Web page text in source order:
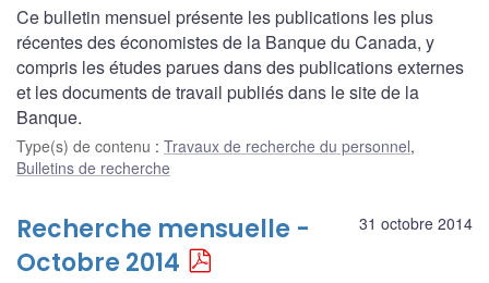
Ce bulletin mensuel présente les publications les plus
récentes des économistes de la Banque du Canada, y
compris les études parues dans des publications externes
et les documents de travail publiés dans le site de la
Banque.
Type(s) de contenu : Travaux de recherche du personnel,
Bulletins de recherche
31 octobre 2014
Recherche mensuelle -
Octobre 2014